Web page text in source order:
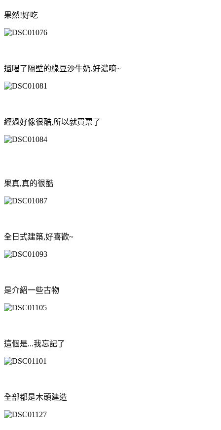
果然!好吃
還喝了隔壁的綠豆沙牛奶,好濃唷~
經過好像很酷,所以就買票了
果真,真的很酷
全日式建築,好喜歡~
是介紹一些古物
這個是...我忘記了
全部都是木頭建造